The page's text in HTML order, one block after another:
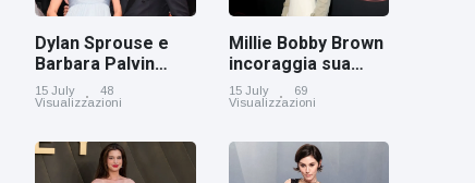
Dylan Sprouse e
Barbara Palvin
rivelano di
aspettare una
15 July
48
Visualizzazioni
Millie Bobby Brown
incoraggia sua
figlia ad essere
creativa
15 July
69
Visualizzazioni